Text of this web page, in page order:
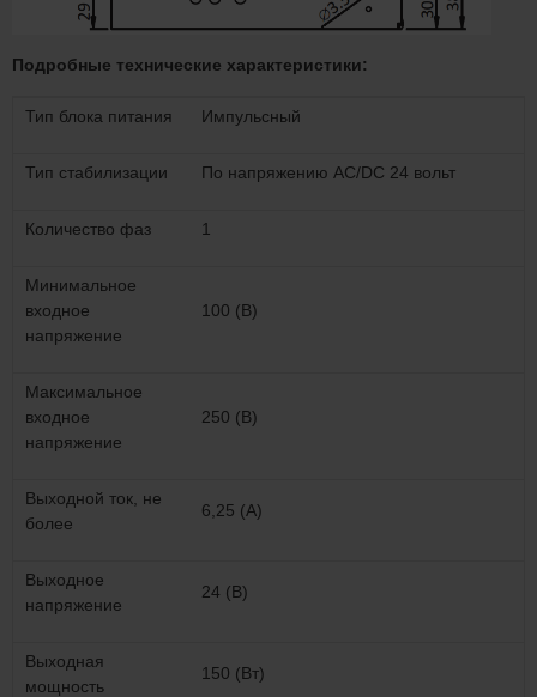
Подробные технические характеристики:
Тип блока питания Импульсный
Тип стабилизации По напряжению AC/DC 24 вольт
Количество фаз 1
Минимальное
входное
напряжение
100 (В)
Максимальное
входное
напряжение
250 (В)
Выходной ток, не
более
6,25 (А)
Выходное
напряжение
24 (В)
Выходная
мощность
150 (Вт)